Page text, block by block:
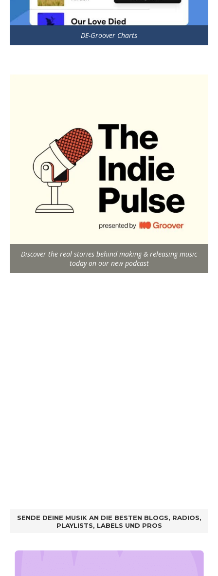
DE-Groover Charts
Discover the real stories behind making & releasing music
today on our new podcast
SENDE DEINE MUSIK AN DIE BESTEN BLOGS, RADIOS,
PLAYLISTS, LABELS UND PROS